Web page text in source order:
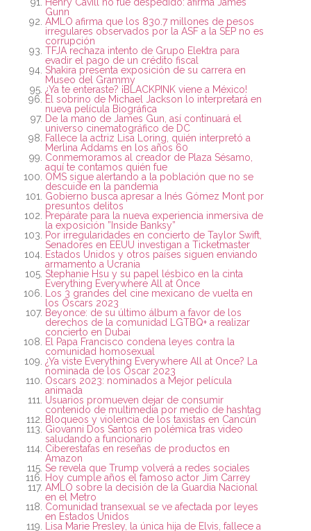
Gunn
AMLO afirma que los 830.7 millones de pesos
irregulares observados por la ASF a la SEP no es
corrupción
TFJA rechaza intento de Grupo Elektra para
evadir el pago de un crédito fiscal
Shakira presenta exposición de su carrera en
Museo del Grammy
¿Ya te enteraste? ¡BLACKPINK viene a México!
El sobrino de Michael Jackson lo interpretará en
nueva película Biográfica
De la mano de James Gun, así continuará el
universo cinematográfico de DC
Fallece la actriz Lisa Loring, quién interpretó a
Merlina Addams en los años 60
Conmemoramos al creador de Plaza Sésamo,
aquí te contamos quién fue
OMS sigue alertando a la población que no se
descuide en la pandemia
Gobierno busca apresar a Inés Gómez Mont por
presuntos delitos
Prepárate para la nueva experiencia inmersiva de
la exposición ”Inside Banksy”
Por irregularidades en concierto de Taylor Swift,
Senadores en EEUU investigan a Ticketmaster
Estados Unidos y otros países siguen enviando
armamento a Ucrania
Stephanie Hsu y su papel lésbico en la cinta
Everything Everywhere All at Once
Los 3 grandes del cine mexicano de vuelta en
los Oscars 2023
Beyonce: de su último álbum a favor de los
derechos de la comunidad LGTBQ+ a realizar
concierto en Dubai
El Papa Francisco condena leyes contra la
comunidad homosexual
¿Ya viste Everything Everywhere All at Once? La
nominada de los Oscar 2023
Oscars 2023: nominados a Mejor película
animada
Usuarios promueven dejar de consumir
contenido de multimedia por medio de hashtag
Bloqueos y violencia de los taxistas en Cancún
Giovanni Dos Santos en polémica tras video
saludando a funcionario
Ciberestafas en reseñas de productos en
Amazon
Se revela que Trump volverá a redes sociales
Hoy cumple años el famoso actor Jim Carrey
AMLO sobre la decisión de la Guardia Nacional
en el Metro
Comunidad transexual se ve afectada por leyes
en Estados Unidos
Lisa Marie Presley, la única hija de Elvis, fallece a